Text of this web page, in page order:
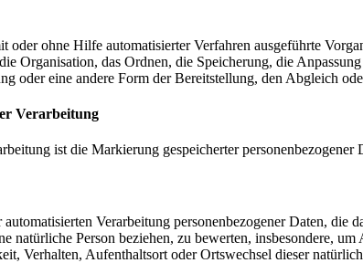
oder ohne Hilfe automatisierter Verfahren ausgeführte
Organisation, das Ordnen, die Speicherung, die
oder eine andere Form der Bereitstellung, den Abgleich
Verarbeitung
ist die Markierung gespeicherter
Verarbeitung personenbezogener Daten, die
natürliche Person beziehen, zu bewerten, insbesondere,
Verhalten, Aufenthaltsort oder Ortswechsel dieser